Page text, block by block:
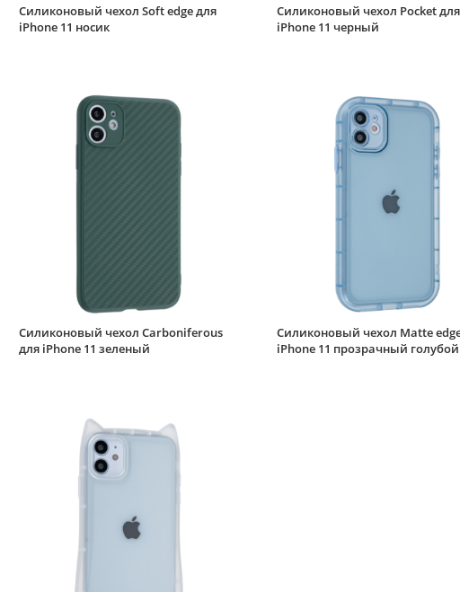
Силиконовый чехол Soft edge для
iPhone 11 носик
Силиконовый чехол Pocket для
iPhone 11 черный
Силиконовый чехол Carboniferous
для iPhone 11 зеленый
Силиконовый чехол Matte
iPhone 11 прозрачный голубой